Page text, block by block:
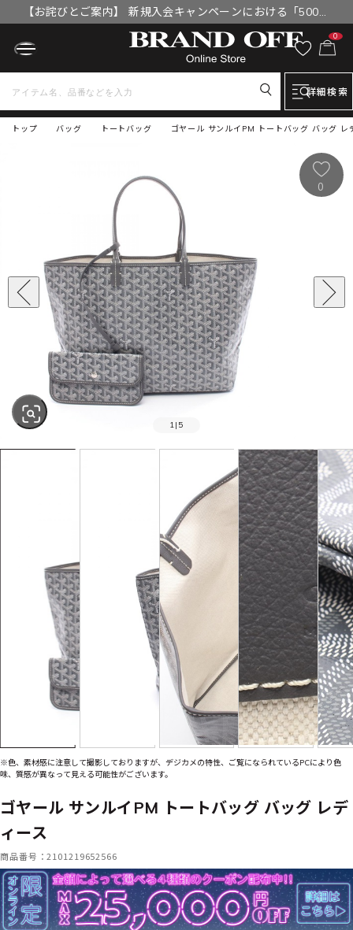
【お詫びとご案内】 新規入会キャンペーンにおける「500円
OFFクーポン」付与漏れと補填について
0
詳細検索
トップ ゴヤール サンルイPM トートバッグ バッグ レ
バッグ トートバッグ
SOLD OUT
1 | 5
0
※色、素材感に注意して撮影しておりますが、デジカメの特性、ご覧になられているPCにより色
味、質感が異なって見える可能性がございます。
ゴヤール サンルイPM トートバッグ バッグ レデ
ィース
商品番号：2101219652566